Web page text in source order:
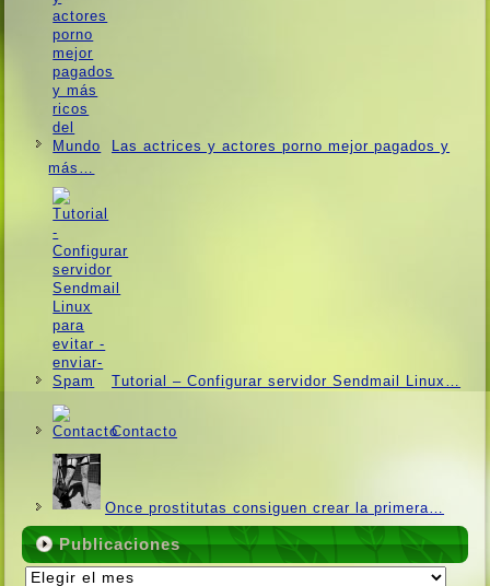
Las actrices y actores porno mejor pagados y
más…
Tutorial – Configurar servidor Sendmail Linux…
Contacto
Once prostitutas consiguen crear la primera…
Publicaciones
Publicaciones